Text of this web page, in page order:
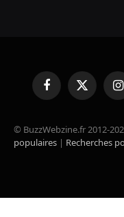
FacebookX
(Twitter)
© BuzzWebzine.fr 2012-
populaires | Recherches